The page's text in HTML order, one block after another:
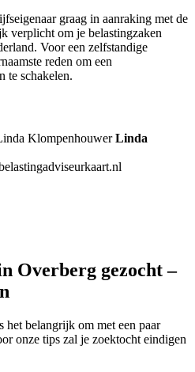
graag in aanraking met de
verplicht om je belastingzaken
Voor een zelfstandige
reden om een
te schakelen.
Linda
Overberg gezocht –
het belangrijk om met een paar
onze tips zal je zoektocht eindigen